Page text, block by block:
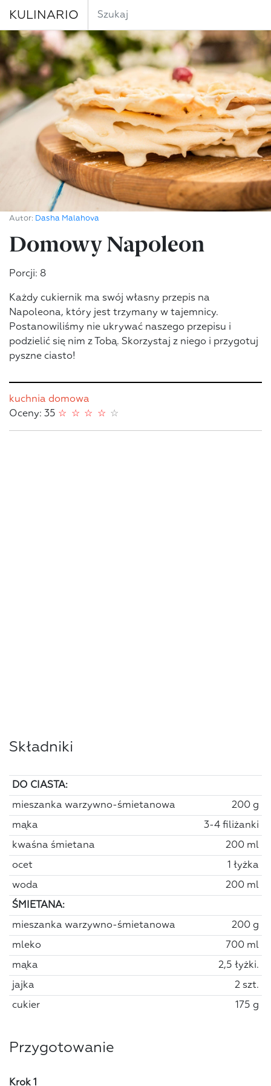
KULINARIO
Autor: Dasha Malahova
Domowy Napoleon
Porcji: 8
Każdy cukiernik ma swój własny przepis na
Napoleona, który jest trzymany w tajemnicy.
Postanowiliśmy nie ukrywać naszego przepisu i
podzielić się nim z Tobą. Skorzystaj z niego i przygotuj
pyszne ciasto!
kuchnia domowa
Oceny: 35
☆
☆
☆
☆
☆
Składniki
DO CIASTA:
mieszanka warzywno-śmietanowa 200 g
mąka 3-4 filiżanki
kwaśna śmietana 200 ml
ocet 1 łyżka
woda 200 ml
ŚMIETANA:
mieszanka warzywno-śmietanowa 200 g
mleko 700 ml
mąka 2,5 łyżki.
jajka 2 szt.
cukier 175 g
Przygotowanie
Krok 1